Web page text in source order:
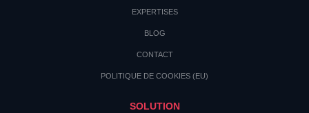
EXPERTISES
BLOG
CONTACT
POLITIQUE DE COOKIES (EU)
SOLUTION